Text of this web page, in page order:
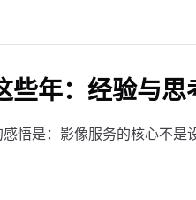
些年：经验与思
悟是：影像服务的核心不是